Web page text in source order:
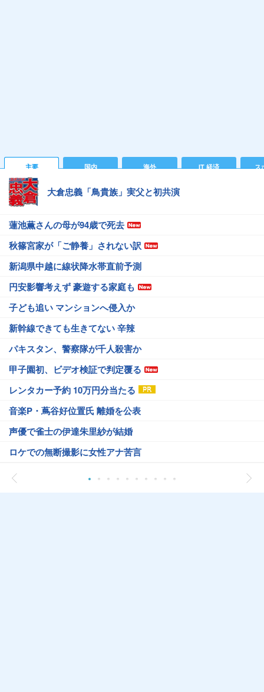
主要 国内 海外 IT 経済 ス
大倉忠義「鳥貴族」実父と初共演
蓮池薫さんの母が94歳で死去
秋篠宮家が「ご静養」されない訳
新潟県中越に線状降水帯直前予測
円安影響考えず 豪遊する家庭も
子ども追い マンションへ侵入か
新幹線できても生きてない 辛辣
パキスタン、警察隊が千人殺害か
甲子園初、ビデオ検証で判定覆る
レンタカー予約 10万円分当たる
音楽P・蔦谷好位置氏 離婚を公表
声優で雀士の伊達朱里紗が結婚
ロケでの無断撮影に女性アナ苦言